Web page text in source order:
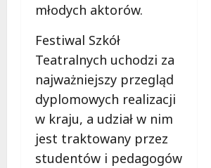
młodych aktorów.
Festiwal Szkół
Teatralnych uchodzi za
najważniejszy przegląd
dyplomowych realizacji
w kraju, a udział w nim
jest traktowany przez
studentów i pedagogów